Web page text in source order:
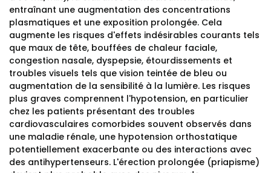
entraînant une augmentation des concentrations
plasmatiques et une exposition prolongée. Cela
augmente les risques d'effets indésirables courants tels
que maux de tête, bouffées de chaleur faciale,
congestion nasale, dyspepsie, étourdissements et
troubles visuels tels que vision teintée de bleu ou
augmentation de la sensibilité à la lumière. Les risques
plus graves comprennent l'hypotension, en particulier
chez les patients présentant des troubles
cardiovasculaires comorbides souvent observés dans
une maladie rénale, une hypotension orthostatique
potentiellement exacerbante ou des interactions avec
des antihypertenseurs. L'érection prolongée (priapisme)